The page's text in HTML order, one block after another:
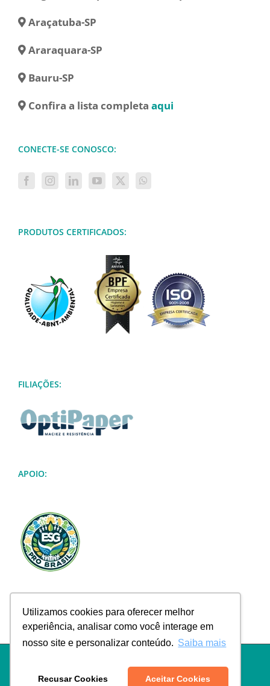
Utilizamos cookies para oferecer melhor
experiência, analisar como você interage em
nosso site e personalizar conteúdo. Saiba mais
Recusar Cookies Aceitar Cookies
Araçatuba-SP
Araraquara-SP
Bauru-SP
Confira a lista completa aqui
CONECTE-SE CONOSCO:
PRODUTOS CERTIFICADOS:
FILIAÇÕES:
APOIO:
Política de Frete|Empresa|Contato